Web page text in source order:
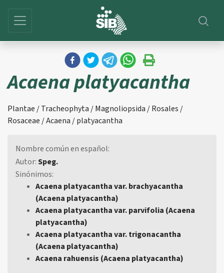
Acaena platyacantha
Plantae / Tracheophyta / Magnoliopsida / Rosales /
Rosaceae / Acaena / platyacantha
Nombre común en español:
Autor:Speg.
Sinónimos:
Acaena platyacantha var. brachyacantha
(Acaena platyacantha)
Acaena platyacantha var. parvifolia (Acaena
platyacantha)
Acaena platyacantha var. trigonacantha
(Acaena platyacantha)
Acaena rahuensis (Acaena platyacantha)